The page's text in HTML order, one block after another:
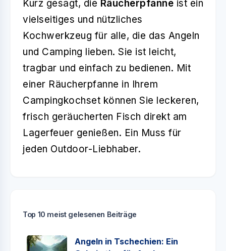
Kurz gesagt, die Räucherpfanne ist ein
vielseitiges und nützliches
Kochwerkzeug für alle, die das Angeln
und Camping lieben. Sie ist leicht,
tragbar und einfach zu bedienen. Mit
einer Räucherpfanne in Ihrem
Campingkochset können Sie leckeren,
frisch geräucherten Fisch direkt am
Lagerfeuer genießen. Ein Muss für
jeden Outdoor-Liebhaber.
Top 10 meist gelesenen Beiträge
Angeln in Tschechien: Ein